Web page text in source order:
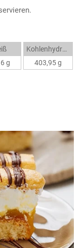
g
Kohlenhydrate
403,95 g